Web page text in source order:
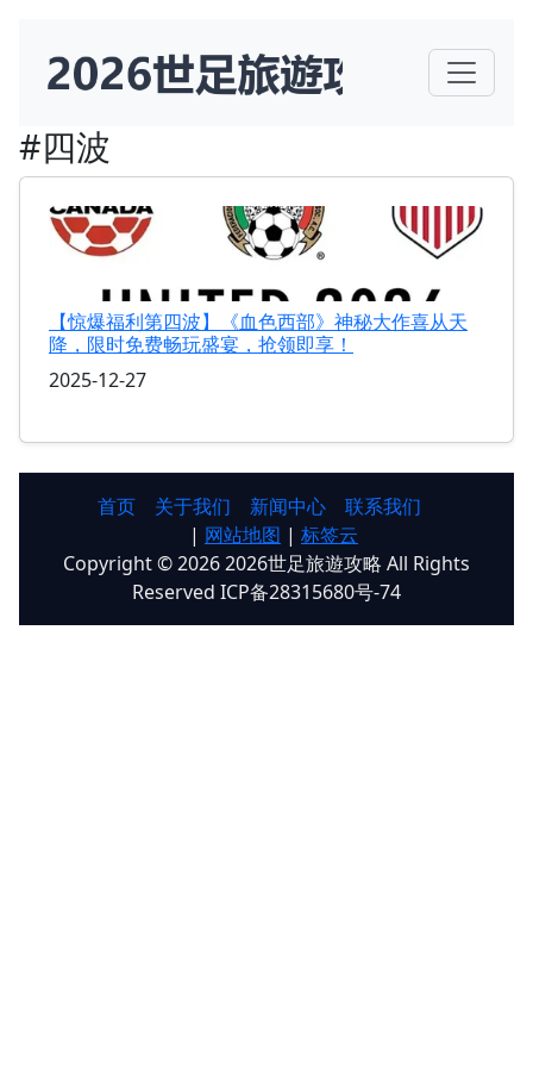
#四波
【惊爆福利第四波】《血色西部》神秘大作喜从天
降，限时免费畅玩盛宴，抢领即享！
2025-12-27
首页 关于我们 新闻中心
联系我们
| 网站地图 | 标签云
Copyright © 2026 2026世足旅遊攻略 All Rights
Reserved ICP备28315680号-74